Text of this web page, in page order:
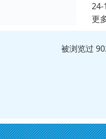
24-
更
被浏览过